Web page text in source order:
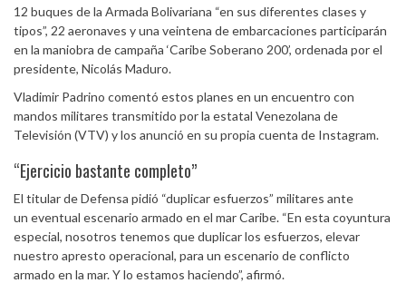
12 buques de la Armada Bolivariana “en sus diferentes clases y
tipos”, 22 aeronaves y una veintena de embarcaciones participarán
en la maniobra de campaña ‘Caribe Soberano 200’, ordenada por el
presidente, Nicolás Maduro.
Vladimir Padrino comentó estos planes en un encuentro con
mandos militares transmitido por la estatal Venezolana de
Televisión (VTV) y los anunció en su propia cuenta de Instagram.
“Ejercicio bastante completo”
El titular de Defensa pidió “duplicar esfuerzos” militares ante
un eventual escenario armado en el mar Caribe. “En esta coyuntura
especial, nosotros tenemos que duplicar los esfuerzos, elevar
nuestro apresto operacional, para un escenario de conflicto
armado en la mar. Y lo estamos haciendo”, afirmó.